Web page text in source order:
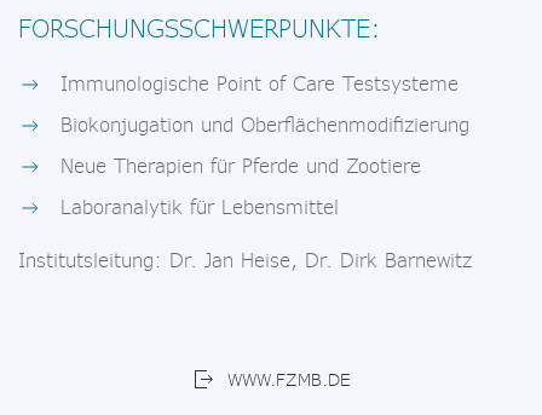
FORSCHUNGSSCHWERPUNKTE:
Immunologische Point of Care Testsysteme
Biokonjugation und Oberflächenmodifizierung
Neue Therapien für Pferde und Zootiere
Laboranalytik für Lebensmittel
Institutsleitung: Dr. Jan Heise, Dr. Dirk Barnewitz
WWW.FZMB.DE